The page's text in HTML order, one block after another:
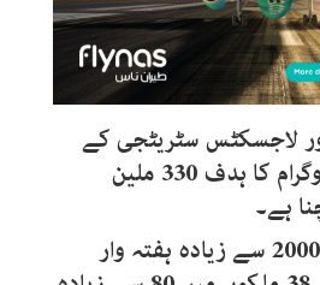
لاجسکٹس سٹریٹجی کے
تحت ایوی ایشن پروگرام کا ہدف 330 ملین
ہے۔
یاد رہے فلائی ناس 2000 سے زیادہ ہفتہ وار